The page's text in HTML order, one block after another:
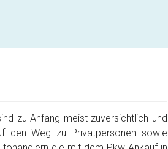
zu Anfang meist zuversichtlich und
den Weg zu Privatpersonen sowie